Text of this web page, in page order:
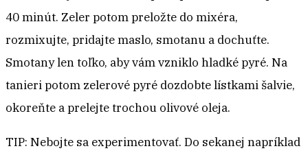
40 minút. Zeler potom preložte do mixéra,
rozmixujte, pridajte maslo, smotanu a dochuťte.
Smotany len toľko, aby vám vzniklo hladké pyré. Na
tanieri potom zelerové pyré dozdobte lístkami šalvie,
okoreňte a prelejte trochou olivové oleja.
TIP: Nebojte sa experimentovať. Do sekanej napríklad